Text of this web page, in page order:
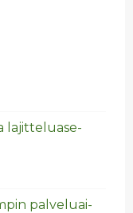
la­jit­te­lua­se­
pal­ve­luai­